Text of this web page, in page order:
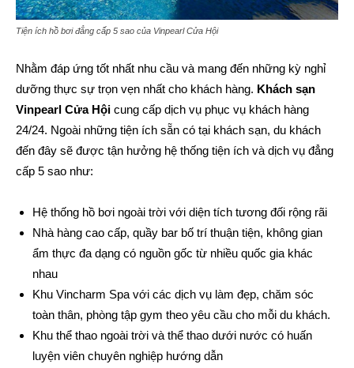
Tiện ích hồ bơi đẳng cấp 5 sao của Vinpearl Cửa Hội
Nhằm đáp ứng tốt nhất nhu cầu và mang đến những kỳ nghỉ
dưỡng thực sự trọn vẹn nhất cho khách hàng. Khách sạn
Vinpearl Cửa Hội cung cấp dịch vụ phục vụ khách hàng
24/24. Ngoài những tiện ích sẵn có tại khách sạn, du khách
đến đây sẽ được tận hưởng hệ thống tiện ích và dịch vụ đẳng
cấp 5 sao như:
Hệ thống hồ bơi ngoài trời với diện tích tương đối rộng rãi
Nhà hàng cao cấp, quầy bar bố trí thuận tiện, không gian
ẩm thực đa dạng có nguồn gốc từ nhiều quốc gia khác
nhau
Khu Vincharm Spa với các dịch vụ làm đẹp, chăm sóc
toàn thân, phòng tập gym theo yêu cầu cho mỗi du khách.
Khu thể thao ngoài trời và thể thao dưới nước có huấn
luyện viên chuyên nghiệp hướng dẫn